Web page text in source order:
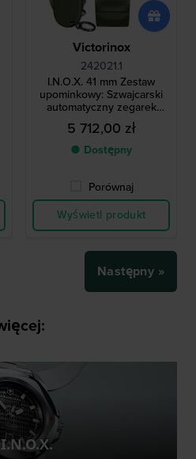
Victorinox
242021.1
I.N.O.X. 41 mm Zestaw
upominkowy: Szwajcarski
automatyczny zegarek
męski z włókna węglowego
ze scyzorykiem Victorinox
5 712,00 zł
● Dostępny
Porównaj
Wyświetl produkt
Następny »